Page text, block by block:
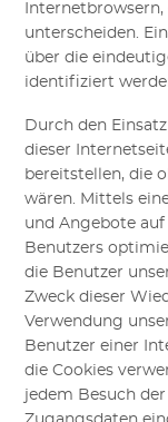
unterscheiden.
über die
identifiziert
Durch den
dieser
bereitstellen, die
wären. Mittels
und Angebote
Benutzers
die Benutzer
Zweck dieser
Verwendung
Benutzer einer
die Cookies
jedem Besuch